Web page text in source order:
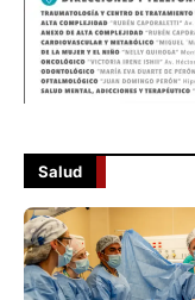
Salud